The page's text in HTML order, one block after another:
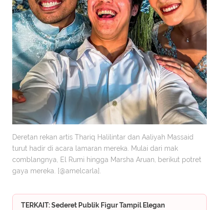
Deretan rekan artis Thariq Halilintar dan Aaliyah Massaid
turut hadir di acara lamaran mereka. Mulai dari mak
comblangnya, El Rumi hingga Marsha Aruan, berikut potret
gaya mereka. [@amelcarla].
TERKAIT: Sederet Publik Figur Tampil Elegan